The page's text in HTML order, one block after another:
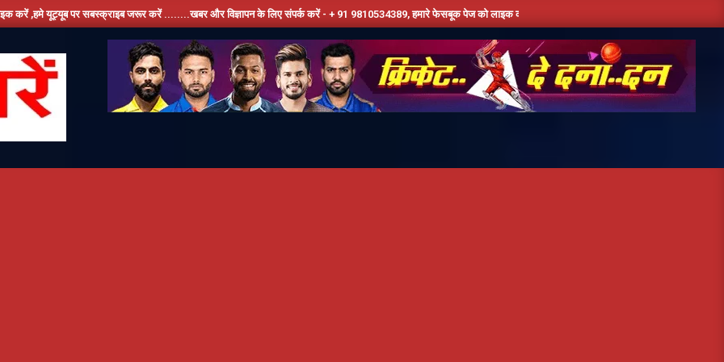
पर सबस्क्राइब जरूर करें ........खबर और विज्ञापन के लिए संपर्क करें - + 91 9810534389, हमारे फेसबूक पेज को लाइक करें ,हमे यूट्यूब पर सबस्क्राइब जरूर करें,दिन भर की तमाम छोटी बड़ी